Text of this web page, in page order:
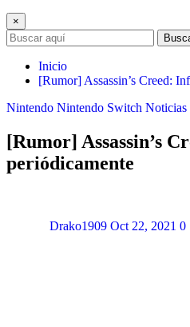
×
Inicio
[Rumor] Assassin’s Creed:
Nintendo Nintendo Switch Noticias
[Rumor] Assassin’s
periódicamente
Drako1909 Oct 22, 2021 0